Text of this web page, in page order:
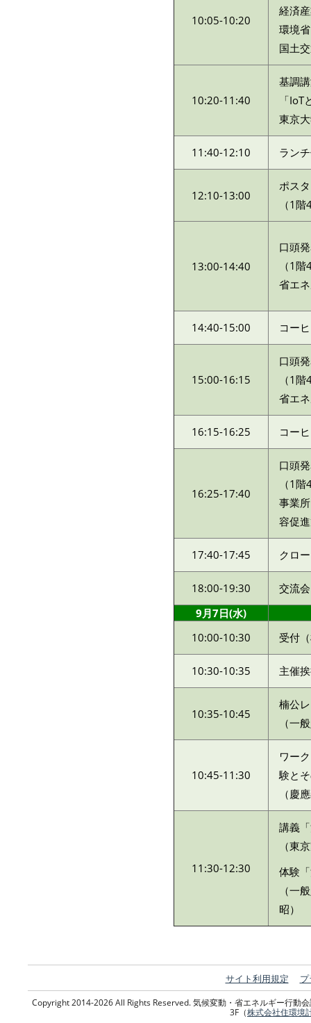
10:05-10:20
経済
環境
国土
10:20-11:40
基調
「
東京
11:40-12:10 ラン
12:10-13:00
ポス
（1
13:00-14:40
口頭
（1
省エ
14:40-15:00 コー
15:00-16:15
口頭
（1
省エ
16:15-16:25 コー
16:25-17:40
口頭
（1
事業
容促
17:40-17:45 クロ
18:00-19:30
交流
9月7日(水)
10:00-10:30
受付
10:30-10:35 主催
10:35-10:45
楠公
（
10:45-11:30
ワー
験と
（慶
11:30-12:30
講義
（東
体験
（一
昭）
サイト利用規定
Copyright 2014-2026 All Rights Reserved. 気候変動・省エネルギー行動
3F（株式会社住環境